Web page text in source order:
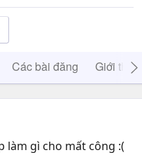
Các bài đăng Giới thiệu
làm gì cho mất công :(